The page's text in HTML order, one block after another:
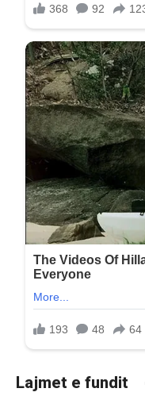
Lajmet e fundit